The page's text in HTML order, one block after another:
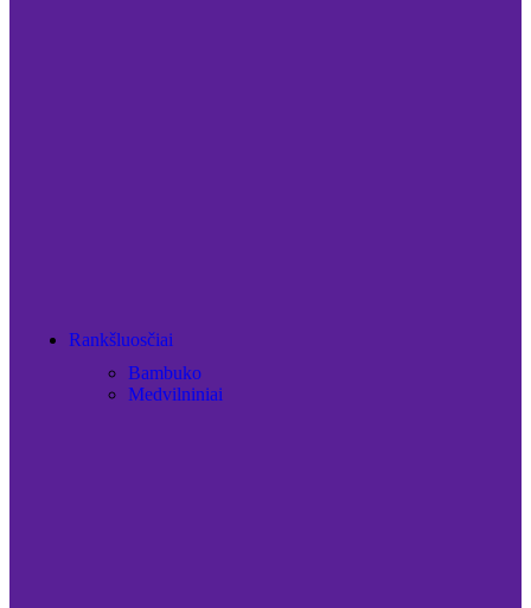
Rankšluosčiai
Bambuko
Medvilniniai